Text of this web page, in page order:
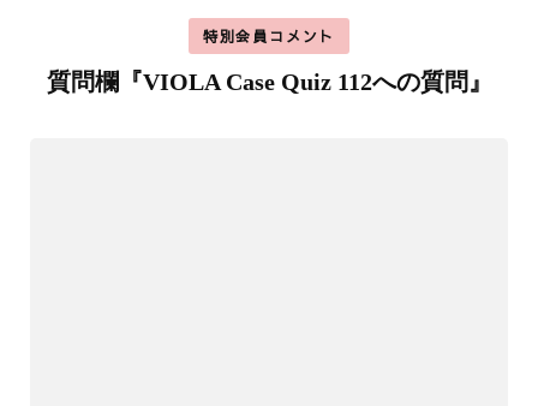
特別会員コメント
質問欄『VIOLA Case Quiz 112への質問』